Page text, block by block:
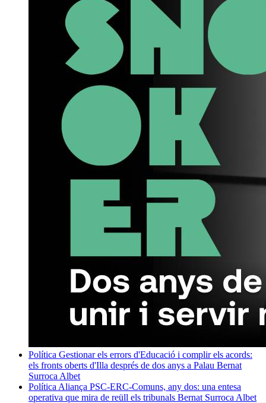
Política Gestionar els errors d'Educació i complir els acords:
els fronts oberts d'Illa després de dos anys a Palau Bernat
Surroca Albet
Política Aliança PSC-ERC-Comuns, any dos: una entesa
operativa que mira de reüll els tribunals Bernat Surroca Albet